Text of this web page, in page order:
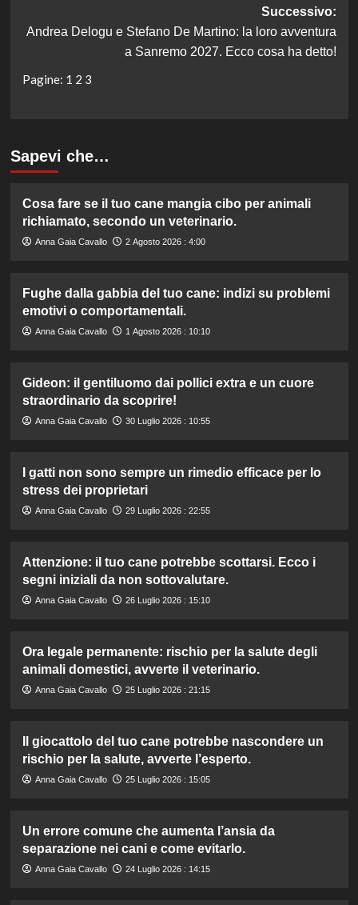
Successivo:
Andrea Delogu e Stefano De Martino: la loro avventura
a Sanremo 2027. Ecco cosa ha detto!
Pagine: 1 2 3
Sapevi che…
Cosa fare se il tuo cane mangia cibo per animali
richiamato, secondo un veterinario.
Anna Gaia Cavallo 2 Agosto 2026 : 4:00
Fughe dalla gabbia del tuo cane: indizi su problemi
emotivi o comportamentali.
Anna Gaia Cavallo 1 Agosto 2026 : 10:10
Gideon: il gentiluomo dai pollici extra e un cuore
straordinario da scoprire!
Anna Gaia Cavallo 30 Luglio 2026 : 10:55
I gatti non sono sempre un rimedio efficace per lo
stress dei proprietari
Anna Gaia Cavallo 29 Luglio 2026 : 22:55
Attenzione: il tuo cane potrebbe scottarsi. Ecco i
segni iniziali da non sottovalutare.
Anna Gaia Cavallo 26 Luglio 2026 : 15:10
Ora legale permanente: rischio per la salute degli
animali domestici, avverte il veterinario.
Anna Gaia Cavallo 25 Luglio 2026 : 21:15
Il giocattolo del tuo cane potrebbe nascondere un
rischio per la salute, avverte l’esperto.
Anna Gaia Cavallo 25 Luglio 2026 : 15:05
Un errore comune che aumenta l’ansia da
separazione nei cani e come evitarlo.
Anna Gaia Cavallo 24 Luglio 2026 : 14:15